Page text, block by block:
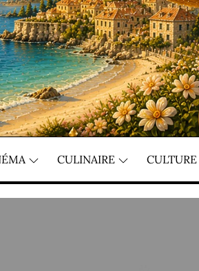
CULINAIRE CULTURE